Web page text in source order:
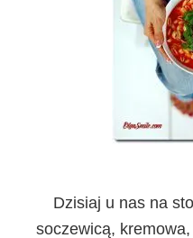
Dzisiaj u nas na
soczewicą,